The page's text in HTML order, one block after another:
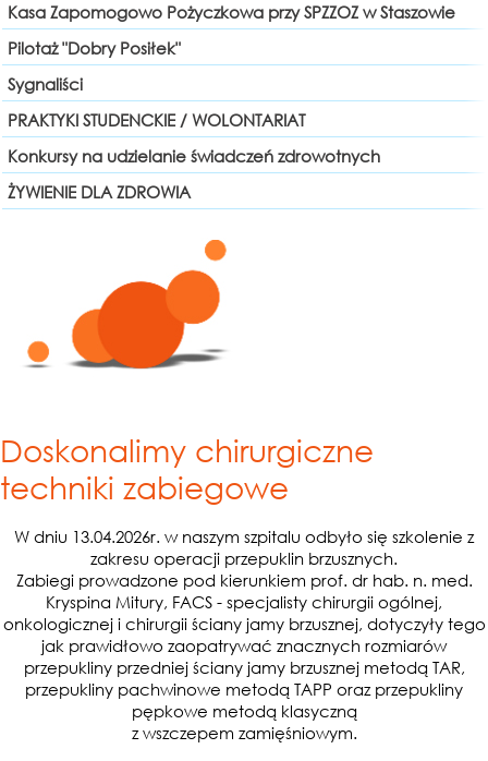
Kasa Zapomogowo Pożyczkowa przy SPZZOZ w Staszowie
Pilotaż "Dobry Posiłek"
Sygnaliści
PRAKTYKI STUDENCKIE / WOLONTARIAT
Konkursy na udzielanie świadczeń zdrowotnych
ŻYWIENIE DLA ZDROWIA
Doskonalimy chirurgiczne
techniki zabiegowe
W dniu 13.04.2026r. w naszym szpitalu odbyło się szkolenie z
zakresu operacji przepuklin brzusznych.
Zabiegi prowadzone pod kierunkiem prof. dr hab. n. med.
Kryspina Mitury, FACS - specjalisty chirurgii ogólnej,
onkologicznej i chirurgii ściany jamy brzusznej, dotyczyły tego
jak prawidłowo zaopatrywać znacznych rozmiarów
przepukliny przedniej ściany jamy brzusznej metodą TAR,
przepukliny pachwinowe metodą TAPP oraz przepukliny
pępkowe metodą klasyczną
z wszczepem zamięśniowym.